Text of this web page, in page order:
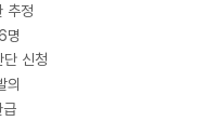
추정
명
신청
의
급